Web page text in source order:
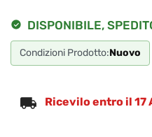
DISPONIBILE,
Condizioni Prodotto:Nuovo
Ricevilo entro il 17